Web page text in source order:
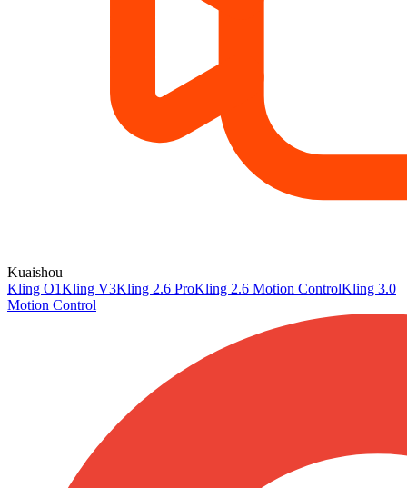
Kuaishou
Kling O1Kling V3Kling 2.6 ProKling 2.6 Motion ControlKling 3.0
Motion Control